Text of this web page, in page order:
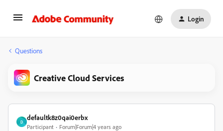
Login
Questions
Creative Cloud Services
D
defaultk8z0qai0erbx
Participant Forum|Forum|4 years ago